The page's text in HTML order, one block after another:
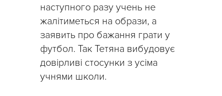
наступного разу учень не
жалітиметься на образи, а
заявить про бажання грати у
футбол. Так Тетяна вибудовує
довірливі стосунки з усіма
учнями школи.